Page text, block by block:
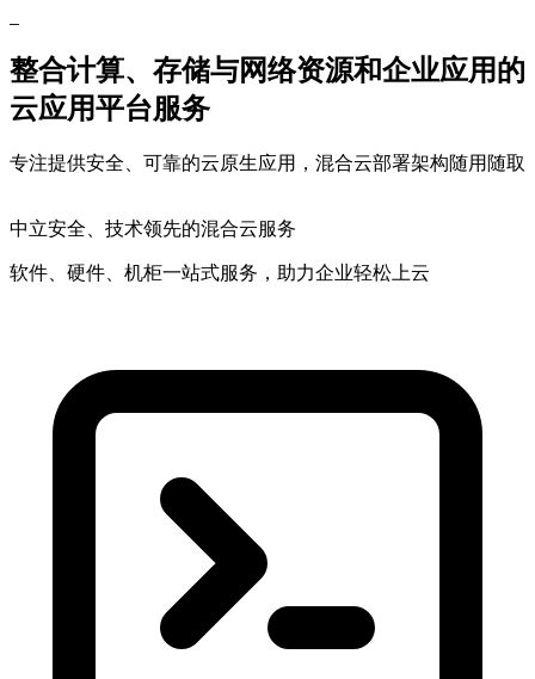
整合计算、存储与网络资源和企业应用的
云应用平台服务
专注提供安全、可靠的云原生应用，混合云部署架构随用随取
中立安全 、技术领先的混合云服务
软件、硬件、机柜一站式服务，助力企业轻松上云